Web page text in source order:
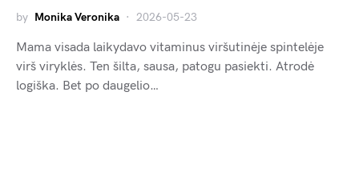
by Monika Veronika 2026-05-23
Mama visada laikydavo vitaminus viršutinėje spintelėje
virš viryklės. Ten šilta, sausa, patogu pasiekti. Atrodė
logiška. Bet po daugelio…